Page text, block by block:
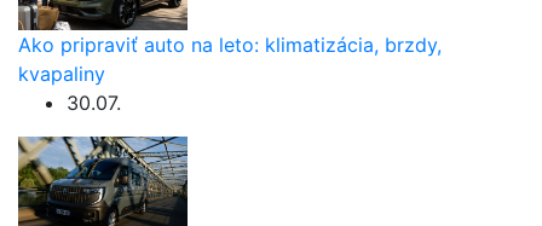
Ako pripraviť auto na leto: klimatizácia, brzdy,
kvapaliny
30.07.